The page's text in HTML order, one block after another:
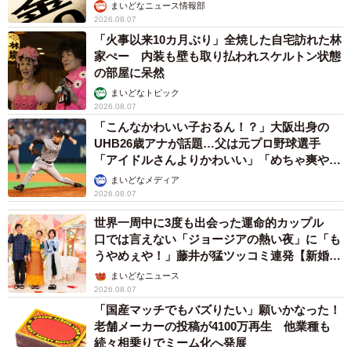
まいどなニュース情報部
2026.08.07
「火事以来10カ月ぶり」全焼した自宅訪れた林
家ぺー 内装も壁も取り払われスケルトン状態
の部屋に呆然
まいどなトピック
2026.08.07
「こんなかわいい子おるん！？」大阪出身の
UHB26歳アナが話題…父は元プロ野球選手
「アイドルさんよりかわいい」「めちゃ爽や
か」まいどなメディア
2026.08.07
世界一周中に3度も出会った運命的カップル
口では言えない「ジョージアの熱い夜」に「も
うやめぇや！」藤井が猛ツッコミ連発【新婚さ
ん】まいどなニュース
2026.08.07
「国産マッチでもバズりたい」願いかなった！
老舗メーカーの投稿が4100万再生 他業種も
続々相乗りでミーム化へ発展